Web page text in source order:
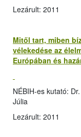
Lezárult: 2011
Mitől tart, miben
vélekedése az
Európában és
NÉBIH-es kutató:
Júlia
Lezárult: 2011